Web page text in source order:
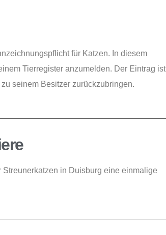
für Katzen. In diesem
Tierregister anzumelden. Der Eintrag ist
seinem Besitzer zurückzubringen.
in Duisburg eine einmalige